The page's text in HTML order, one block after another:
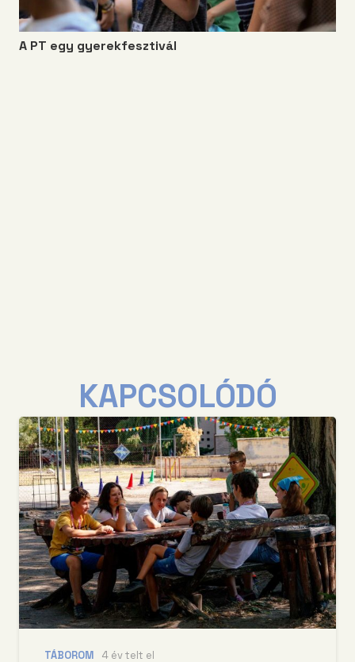
A PT egy gyerekfesztivál
KAPCSOLÓDÓ
TÁBOROM 4 év telt el